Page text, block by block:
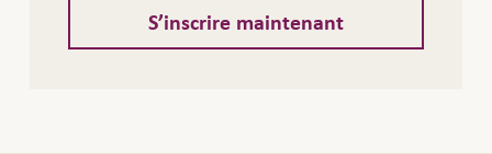
S’inscrire maintenant